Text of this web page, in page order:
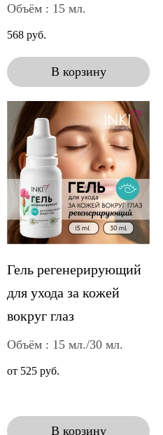
Объём : 15 мл.
568 руб.
В корзину
Гель регенерирующий
для ухода за кожей
вокруг глаз
Объём : 15 мл./30 мл.
от 525 руб.
В корзину